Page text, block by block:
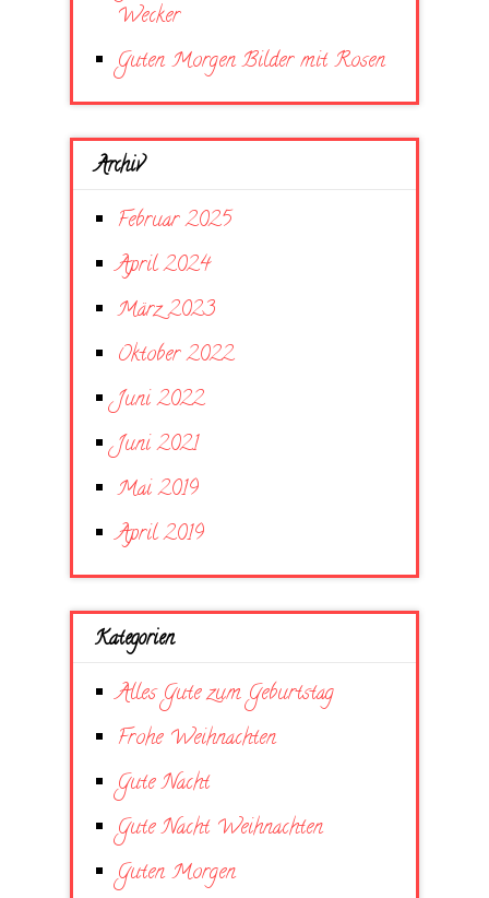
Wecker
Guten Morgen Bilder mit Rosen
Archiv
Februar 2025
April 2024
März 2023
Oktober 2022
Juni 2022
Juni 2021
Mai 2019
April 2019
Kategorien
Alles Gute zum Geburtstag
Frohe Weihnachten
Gute Nacht
Gute Nacht Weihnachten
Guten Morgen